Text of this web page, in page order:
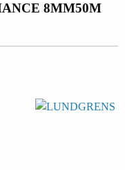
8MM50M